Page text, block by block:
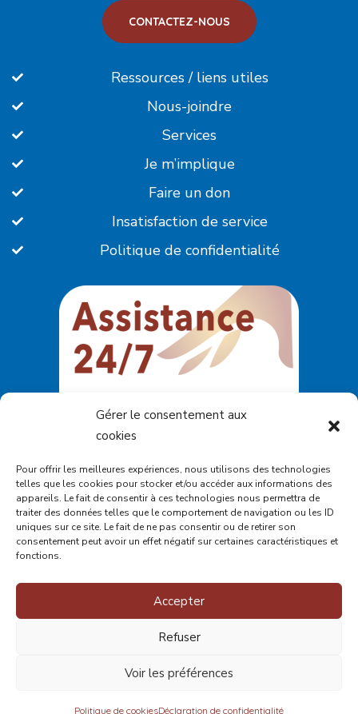
Gérer le consentement aux
cookies
Pour offrir les meilleures expériences, nous utilisons des technologies
telles que les cookies pour stocker et/ou accéder aux informations des
appareils. Le fait de consentir à ces technologies nous permettra de
traiter des données telles que le comportement de navigation ou les ID
uniques sur ce site. Le fait de ne pas consentir ou de retirer son
consentement peut avoir un effet négatif sur certaines caractéristiques et
fonctions.
Accepter
Refuser
Voir les préférences
Politique de cookiesDéclaration de confidentialité
CONTACTEZ-NOUS
Ressources / liens utiles
Nous-joindre
Services
Je m’implique
Faire un don
Insatisfaction de service
Politique de confidentialité
© 2023CALACS de Charlevoix- Tous droits
réservés.
La traduction du site web a été rendu possible